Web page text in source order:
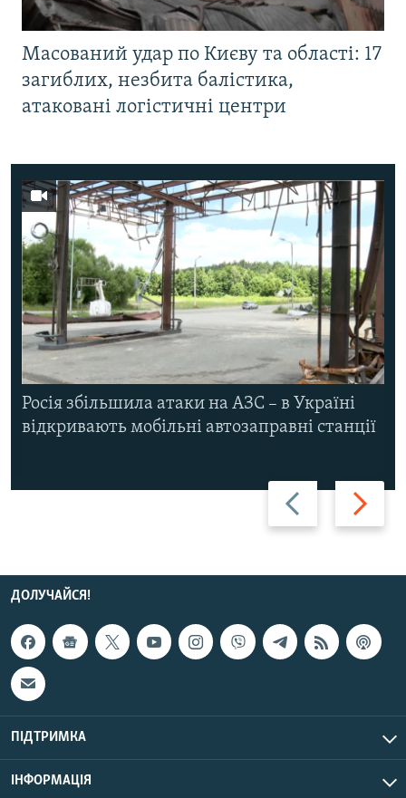
Масований удар по Києву та області: 17
загиблих, незбита балістика,
атаковані логістичні центри
Назад Вперед
Росія збільшила атаки на АЗС – в Україні
відкривають мобільні автозаправні станції
ДОЛУЧАЙСЯ!
ПІДТРИМКА
ІНФОРМАЦІЯ